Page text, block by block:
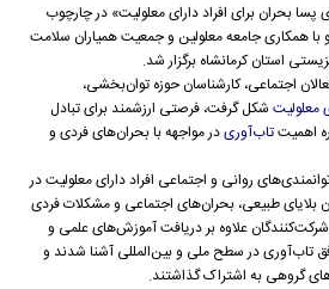
بحران برای افراد دارای معلولیت» در چارچوب
همکاری جامعه معلولین و جمعیت همیاران سلامت
استان کرمانشاه برگزار شد.
اجتماعی، کارشناسان حوزه توان‌بخشی،
معلولیت شکل گرفت، فرصتی ارزشمند برای تبادل
اهمیتتاب‌آوریدر مواجهه با بحران‌های فردی و
روانی و اجتماعی افراد دارای معلولیت در
طبیعی، بحران‌های اجتماعی و مشکلات فردی
علاوه بر دریافت آموزش‌های علمی و
تاب‌آوری در سطح ملی و بین‌المللی آشنا شدند و
گروهی به اشتراک گذاشتند.